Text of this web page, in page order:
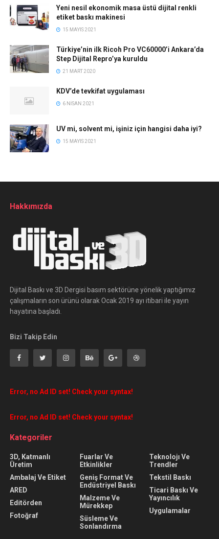
Yeni nesil ekonomik masa üstü dijital renkli
etiket baskı makinesi
15 MAYIS 2021
Türkiye’nin ilk Ricoh Pro VC60000’i Ankara’da
Step Dijital Repro’ya kuruldu
21 MART 2020
KDV’de tevkifat uygulaması
6 NISAN 2021
UV mi, solvent mi, işiniz için hangisi daha iyi?
15 MAYIS 2021
Hakkımızda
Dijital Baskı ve 3D Dergisi basım sektörüne yönelik yaptığımız
çalışmaların son ürünü olarak Ocak 2019 ayı itibari ile yayın
hayatına başladı.
Bizi Takip Edin
Error, no Ad ID set! Check your syntax!
Error, no Ad ID set! Check your syntax!
Kategoriler
3D, Katmanlı
Üretim
Ambalaj Ve Etiket
ARED
Editörden
Fotoğraf
Fuarlar Ve
Etkinlikler
Geniş Format Ve
Endüstriyel Baskı
Malzeme Ve
Mürekkep
Süsleme Ve
Sonlandırma
Teknolojı Ve
Trendler
Tekstil Baskı
Ticari Baskı Ve
Yayıncılık
Uygulamalar